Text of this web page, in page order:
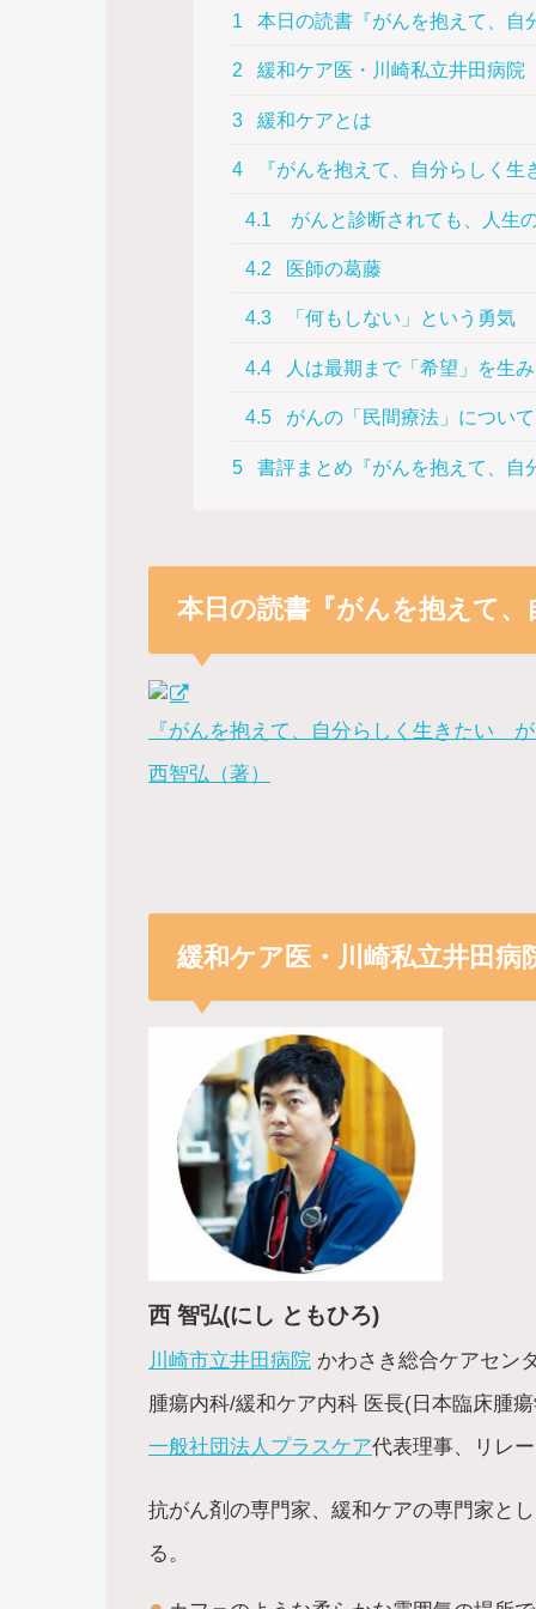
1 本日の読書『がんを抱えて、自
2 緩和ケア医・川崎私立井田病
3 緩和ケアとは
4 『がんを抱えて、自分らしく
4.1 がんと診断されても、人生
4.2 医師の葛藤
4.3 「何もしない」という勇気
4.4 人は最期まで「希望」を生
4.5 がんの「民間療法」について
5 書評まとめ『がんを抱えて、自
本日の読書『がんを抱えて
『がんを抱えて、自分らしく生きたい
西智弘（著）
緩和ケア医・川崎私立井田
西 智弘(にし ともひろ)
川崎市立井田病院 かわさき総合ケアセン
腫瘍内科/緩和ケア内科 医長(日本臨床腫
一般社団法人プラスケア代表理事、リレ
抗がん剤の専門家、緩和ケアの専門家と
る。